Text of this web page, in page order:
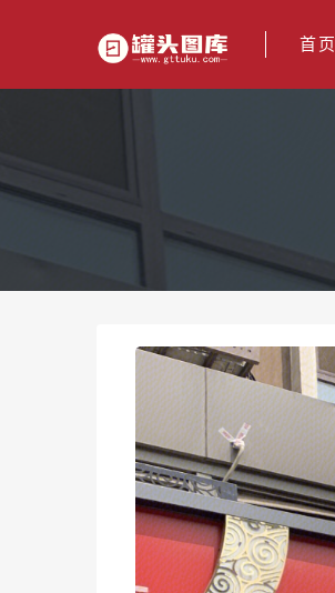
首页